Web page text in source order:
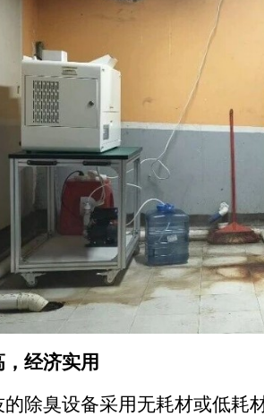
经济实用
的除臭设备采用无耗材或低耗